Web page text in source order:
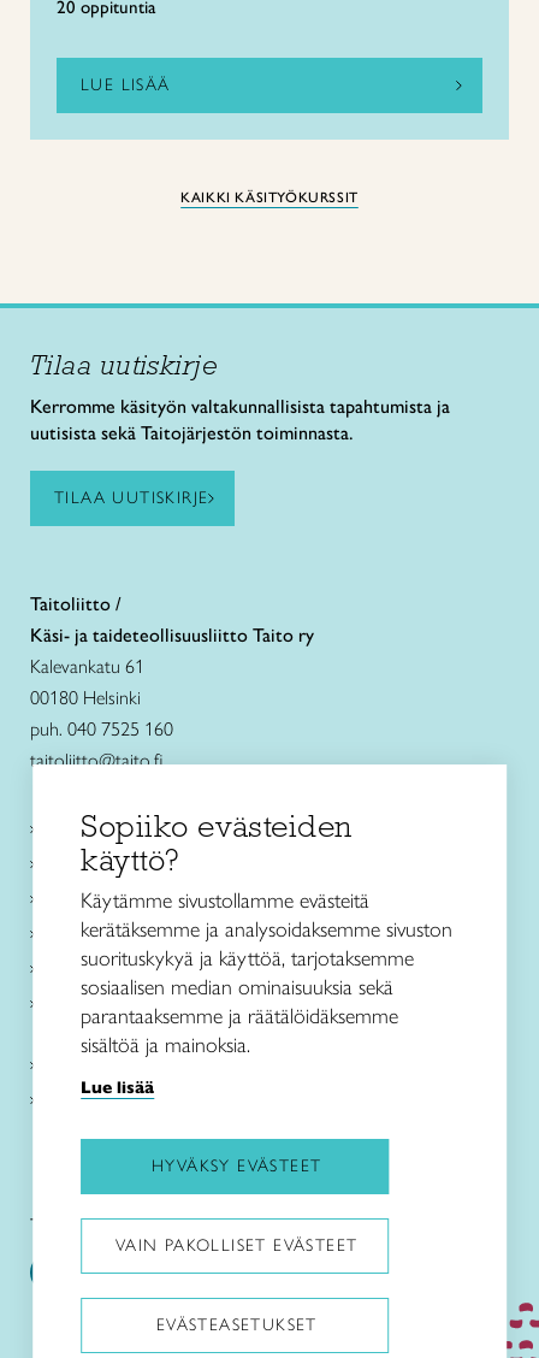
20 oppituntia
LUE LISÄÄ
KAIKKI KÄSITYÖKURSSIT
Tilaa uutiskirje
Kerromme käsityön valtakunnallisista tapahtumista ja
uutisista sekä Taitojärjestön toiminnasta.
TILAA UUTISKIRJE
Taitoliitto /
Käsi- ja taideteollisuusliitto Taito ry
Kalevankatu 61
00180 Helsinki
puh. 040 7525 160
taitoliitto@taito.fi
Käsityökurssit ja koulutus
Ajankohtaista
Käsityöohjeet
Me olemme Taito
Paikallinen toiminta
Verkkokaupat
Kirjaudu Arviin
Kirjaudu Taitocampukseen
Taitoliitto: Taito-lehti:
Sopiiko evästeiden
käyttö?
Käytämme sivustollamme evästeitä
kerätäksemme ja analysoidaksemme sivuston
suorituskykyä ja käyttöä, tarjotaksemme
sosiaalisen median ominaisuuksia sekä
parantaaksemme ja räätälöidäksemme
sisältöä ja mainoksia.
Lue lisää
HYVÄKSY EVÄSTEET
VAIN PAKOLLISET EVÄSTEET
EVÄSTEASETUKSET